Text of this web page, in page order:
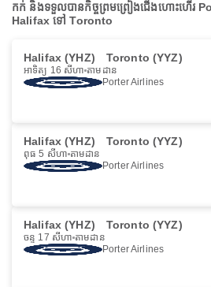
កក់ និងទទួលបានកិច្ចព្រមព្រៀងជើងហោះហើរ
Halifax ទៅ Toronto
Halifax (YHZ) Toronto (YYZ)
អាទិត្យ 16 សីហា តាមដាន
Porter Airlines
Halifax (YHZ) Toronto (YYZ)
ពុធ 5 សីហា តាមដាន
Porter Airlines
Halifax (YHZ) Toronto (YYZ)
ចន្ទ 17 សីហា តាមដាន
Porter Airlines